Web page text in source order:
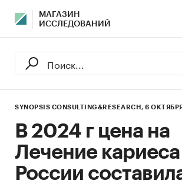
МАГАЗИН
ИССЛЕДОВАНИЙ
SYNOPSIS CONSULTING&RESEARCH, 6
В 2024 г цена на
Лечение кариеса
России